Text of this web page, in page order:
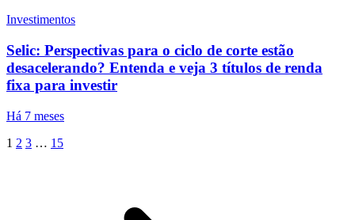
Investimentos
Selic: Perspectivas para o ciclo de corte estão
desacelerando? Entenda e veja 3 títulos de renda
fixa para investir
Há 7 meses
1 2 3 … 15